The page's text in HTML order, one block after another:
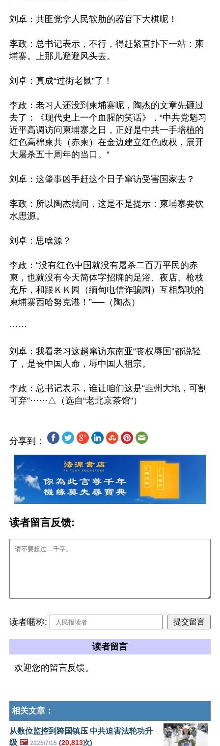
刘卓：共匪党拿人民软肋的器官下大棋呢！
李政：总书记表示，不行，得赶紧直扑下一站：柬
埔寨。上那儿避避风头去。
刘卓：真成“过街老鼠”了！
李政：老习人还没到柬埔寨呢，陶杰的文章先砸过
去了：《现代史上一个血腥的笑话》，“中共党魁习
近平高调访问柬埔寨之日，正好是中共一手培植的
红色高棉柬共（赤柬）在金边建立红色政权，展开
大屠杀五十周年的当口。”
刘卓：这肇事凶手赶这个日子窜访受害国家去？
李政：所以陶杰就问，这是不是提示：柬埔寨要饮
水思源。
刘卓：思啥源？
李政：“没有红色中国就没有屠杀二百万平民的赤
柬，也就没有今天简体字招牌的足浴、夜店、枪枝
充斥，和跟ＫＫ园（缅甸电信诈骗园）互相辉映的
柬埔寨西哈努克港！”──（陶杰）
······
刘卓：我看老习这趟窜访东南亚“丧权辱国”都说轻
了，是丧中国人命，辱中国人祖宗。
李政：总书记表示，谁让咱们这是“韭州大地，可割
分享到：
读者留言反馈:
读者暱称:
读者留言
欢迎您的留言反馈。
相关文章：
从数位监控到跨国镇压 中共迫害法轮功升
级 🖼️ 2025/7/15 (20,813次)